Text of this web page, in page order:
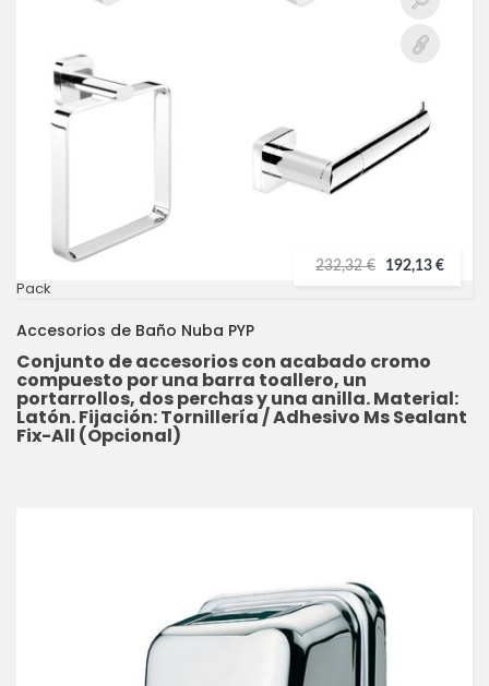
Pack
232,32 € 192,13 €
Accesorios de Baño Nuba PYP
Conjunto de accesorios con acabado cromo
compuesto por una barra toallero, un
portarrollos, dos perchas y una anilla. Material:
Latón. Fijación: Tornillería / Adhesivo Ms Sealant
Fix-All (Opcional)